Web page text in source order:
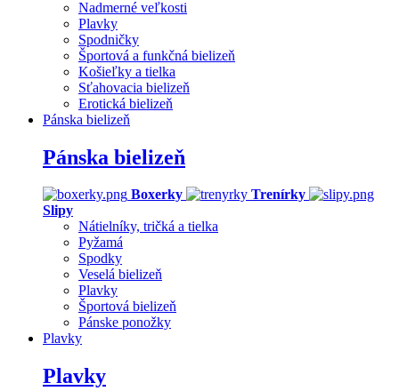
Nadmerné veľkosti
Plavky
Spodničky
Športová a funkčná bielizeň
Košieľky a tielka
Sťahovacia bielizeň
Erotická bielizeň
Pánska bielizeň
Pánska bielizeň
Boxerky
Trenírky
Slipy
Nátielníky, tričká a tielka
Pyžamá
Spodky
Veselá bielizeň
Plavky
Športová bielizeň
Pánske ponožky
Plavky
Plavky